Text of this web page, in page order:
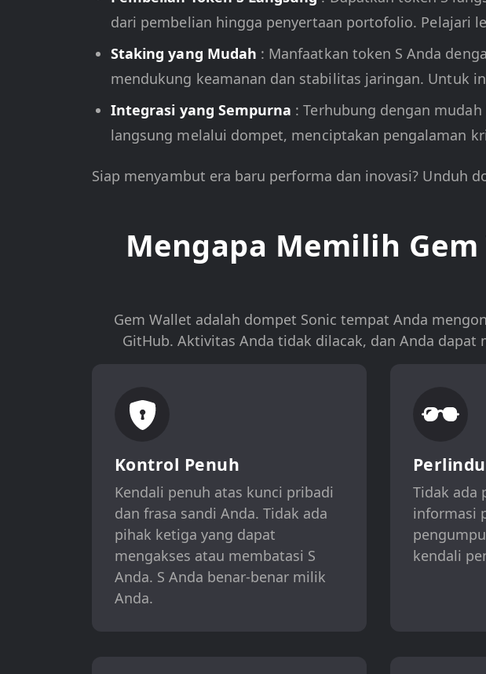
dari pembelian hingga penyertaan portofolio. Pelajari
Staking yang Mudah : Manfaatkan token S Anda
mendukung keamanan dan stabilitas jaringan. Untuk
Integrasi yang Sempurna : Terhubung dengan
langsung melalui dompet, menciptakan pengalaman
Siap menyambut era baru performa dan inovasi? Unduh
Mengapa Memilih
Gem Wallet adalah dompet Sonic tempat Anda
GitHub. Aktivitas Anda tidak dilacak, dan Anda
Kontrol Penuh
Kendali penuh atas kunci pribadi
dan frasa sandi Anda. Tidak ada
pihak ketiga yang dapat
mengakses atau membatasi S
Anda. S Anda benar-benar milik
Anda.
Tidak ada
informasi
kendali